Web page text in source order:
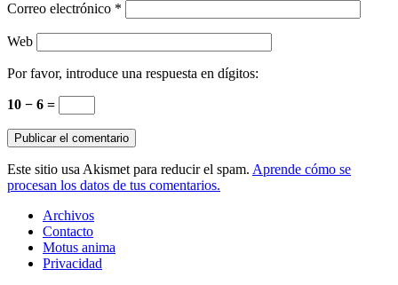
Correo electrónico *
Web
Por favor, introduce una respuesta en dígitos:
10 − 6 =
Este sitio usa Akismet para reducir el spam. Aprende cómo se
procesan los datos de tus comentarios.
Archivos
Contacto
Motus anima
Privacidad